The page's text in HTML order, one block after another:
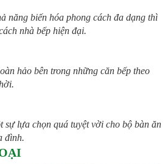
năng biến hóa phong cách đa dạng thì
nhà bếp hiện đại.
hảo bên trong những căn bếp theo
sự lựa chọn quá tuyệt vời cho bộ bàn ăn
đình.